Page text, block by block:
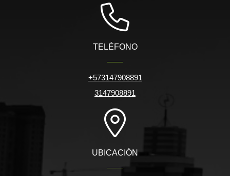
TELÉFONO
+573147908891
3147908891
UBICACIÓN